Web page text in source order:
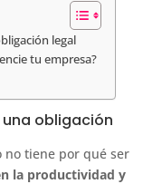
legal
tu empresa?
obligación
no tiene por qué ser
la productividad y